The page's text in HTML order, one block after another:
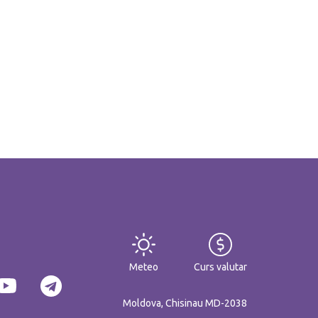
Meteo Curs valutar
Moldova, Chisinau MD-2038